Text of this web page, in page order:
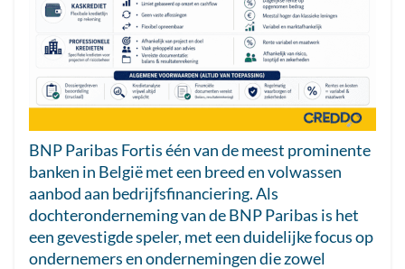
BNP Paribas Fortis één van de meest prominente
banken in België met een breed en volwassen
aanbod aan bedrijfsfinanciering. Als
dochteronderneming van de BNP Paribas is het
een gevestigde speler, met een duidelijke focus op
ondernemers en ondernemingen die zowel